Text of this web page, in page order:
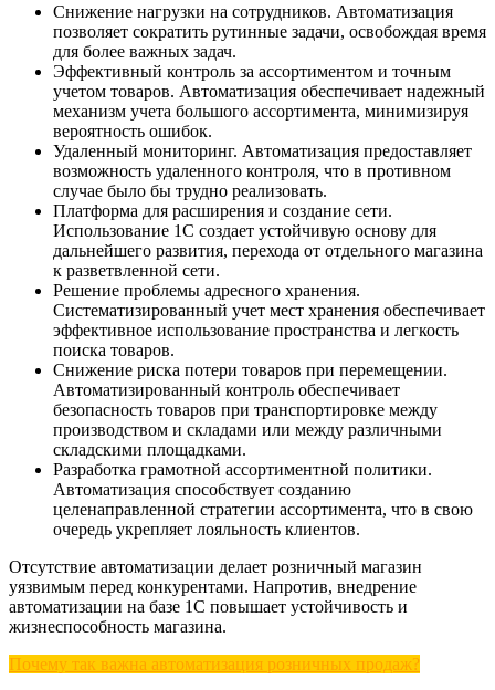
Снижение нагрузки на сотрудников. Автоматизация
позволяет сократить рутинные задачи, освобождая время
для более важных задач.
Эффективный контроль за ассортиментом и точным
учетом товаров. Автоматизация обеспечивает надежный
механизм учета большого ассортимента, минимизируя
вероятность ошибок.
Удаленный мониторинг. Автоматизация предоставляет
возможность удаленного контроля, что в противном
случае было бы трудно реализовать.
Платформа для расширения и создание сети.
Использование 1С создает устойчивую основу для
дальнейшего развития, перехода от отдельного магазина
к разветвленной сети.
Решение проблемы адресного хранения.
Систематизированный учет мест хранения обеспечивает
эффективное использование пространства и легкость
поиска товаров.
Снижение риска потери товаров при перемещении.
Автоматизированный контроль обеспечивает
безопасность товаров при транспортировке между
производством и складами или между различными
складскими площадками.
Разработка грамотной ассортиментной политики.
Автоматизация способствует созданию
целенаправленной стратегии ассортимента, что в свою
очередь укрепляет лояльность клиентов.
Отсутствие автоматизации делает розничный магазин
уязвимым перед конкурентами. Напротив, внедрение
автоматизации на базе 1С повышает устойчивость и
жизнеспособность магазина.
Почему так важна автоматизация розничных продаж?